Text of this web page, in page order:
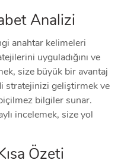
Analizi
anahtar kelimeleri
uyguladığını ve
size büyük bir avantaj
stratejinizi geliştirmek ve
bilgiler sunar.
incelemek, size yol
Özeti